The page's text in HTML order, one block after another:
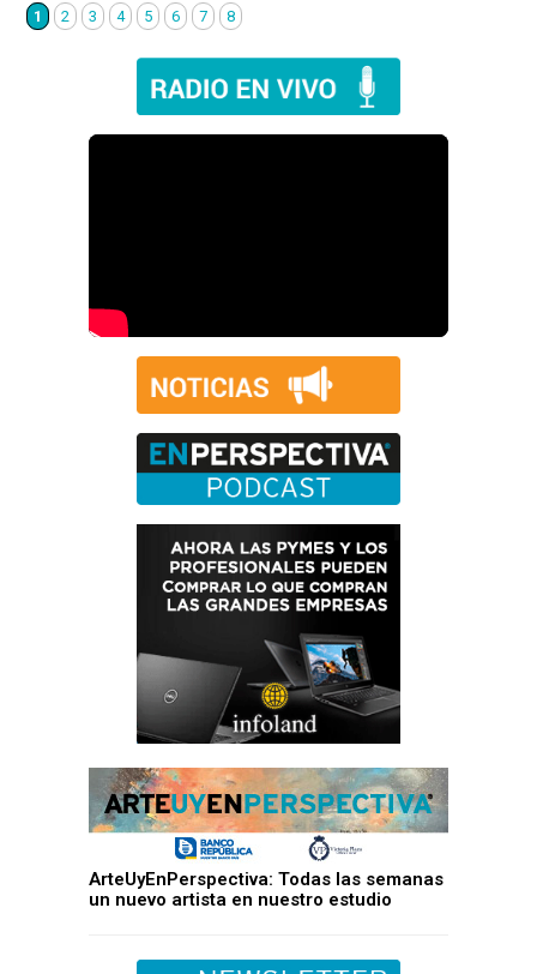
1 2 3 4 5 6 7 8
ArteUyEnPerspectiva: Todas las semanas
un nuevo artista en nuestro estudio